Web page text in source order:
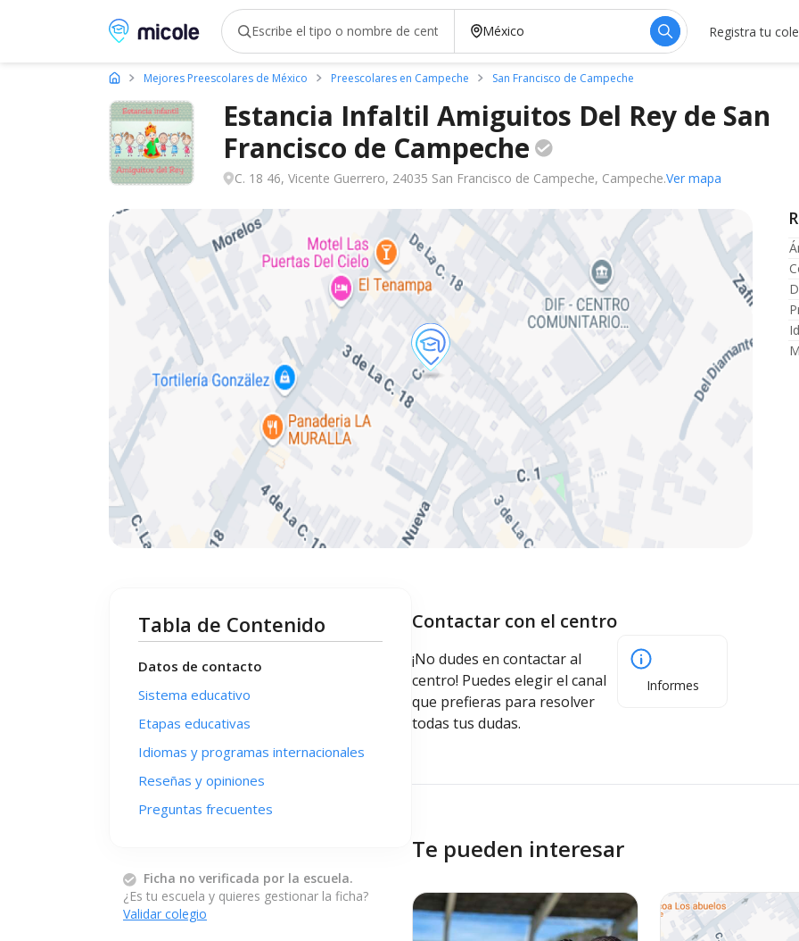
Micole, buscador de colegios Registra tu
Mejores Preescolares de México Preescolares en Campeche San Francisco de Campeche
Estancia Infaltil Amiguitos Del Rey de San
Francisco de Campeche
C. 18 46, Vicente Guerrero, 24035 San Francisco de Campeche, Campeche.Ver mapa
Tabla de Contenido
Datos de contacto
Sistema educativo
Etapas educativas
Idiomas y programas internacionales
Reseñas y opiniones
Preguntas frecuentes
Ficha no verificada por la escuela.
¿Es tu escuela y quieres gestionar la ficha?
Validar colegio
Contactar con el centro
¡No dudes en contactar al
centro! Puedes elegir el canal
que prefieras para resolver
todas tus dudas.
Informes
Te pueden interesar